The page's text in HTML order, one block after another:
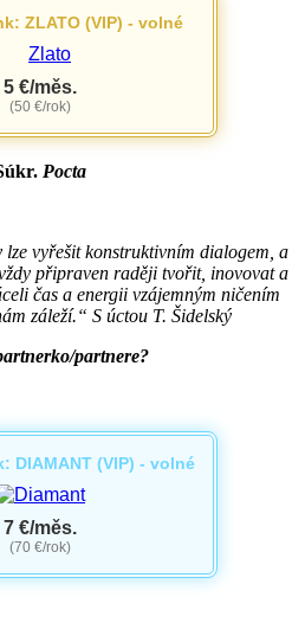
ZLATO (VIP) - volné
5 €/měs.
(50 €/rok)
Pocta
lze vyřešit konstruktivním dialogem, a
připraven raději tvořit, inovovat a
čas a energii vzájemným ničením
záleží.“ S úctou T. Šidelský
partnere?
DIAMANT (VIP) - volné
7 €/měs.
(70 €/rok)